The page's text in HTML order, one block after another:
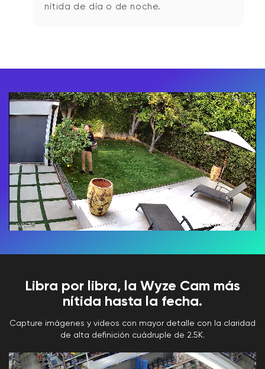
nítida de día o de noche.
Libra por libra, la Wyze Cam más
nítida hasta la fecha.
Capture imágenes y videos con mayor detalle con la claridad
de alta definición cuádruple de 2.5K.